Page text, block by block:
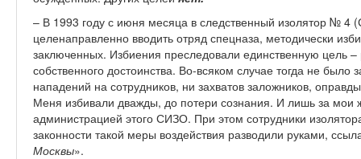
– В 1993 году с июня месяца в следственный изолятор № 4
целенаправленно вводить отряд спецназа, методически
заключенных. Избиения преследовали единственную цель
собственного достоинства. Во-всяком случае тогда не
нападений на сотрудников, ни захватов заложников,
Меня избивали дважды, до потери сознания. И лишь за
администрацией этого СИЗО. При этом сотрудники
законности такой меры воздействия разводили руками,
Москвы».